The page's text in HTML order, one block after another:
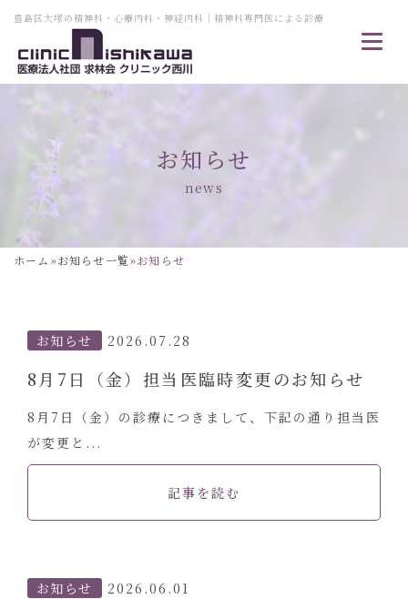
豊島区大塚の精神科・心療内科・神経内科｜精神科専門医による診療
お知らせ
news
ホーム »お知らせ一覧»お知らせ
お知らせ 2026.07.28
8月7日（金）担当医臨時変更のお知らせ
8月7日（金）の診療につきまして、下記の通り担当医
が変更と...
記事を読む
お知らせ 2026.06.01